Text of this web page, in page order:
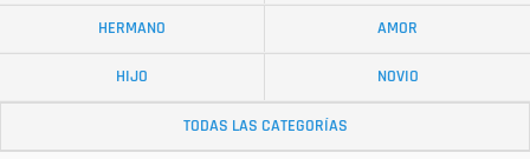
HERMANO AMOR
HIJO NOVIO
TODAS LAS CATEGORÍAS